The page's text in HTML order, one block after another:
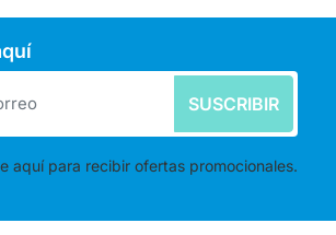
SUSCRIBIR
aquí para recibir ofertas promocionales.